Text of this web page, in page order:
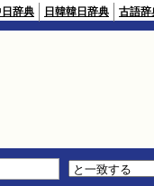
日辞典 日韓韓日辞典 古語辞